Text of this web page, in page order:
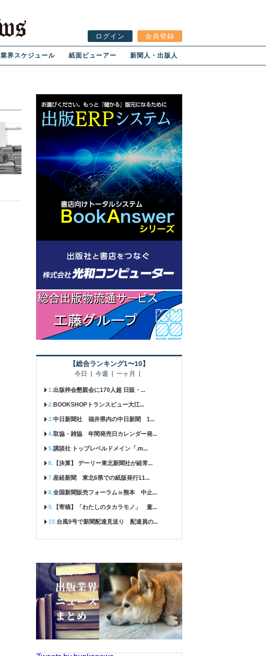
ログイン 会員登録
業界スケジュール 紙面ビューアー 新聞人・出版人
【総合ランキング1〜10】
今日 今週 一ヶ月
出版梓会懇親会に170人超 日販・...
BOOKSHOPトランスビュー大江...
中日新聞社 福井県内の中日新聞 1...
取協・雑協 年間発売日カレンダー発...
講談社 トップレベルドメイン「.m...
【決算】 デーリー東北新聞社が経常...
産経新聞 東北6県での紙版発行11...
全国新聞販売フォーラム㏌熊本 中止...
【寄稿】「わたしのタカラモノ」 童...
台風9号で新聞配達見送り 配達員の...